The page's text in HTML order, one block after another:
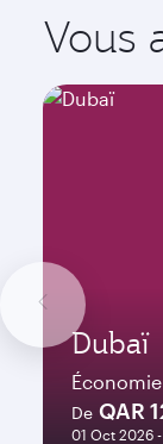
Vous
Dubaï
Économie
De QAR
01 Oct 2026